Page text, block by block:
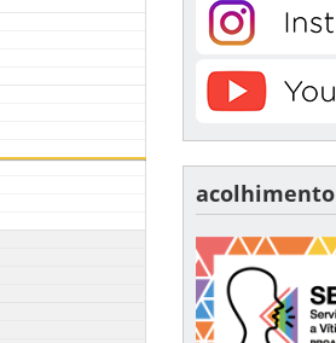
acolhimento